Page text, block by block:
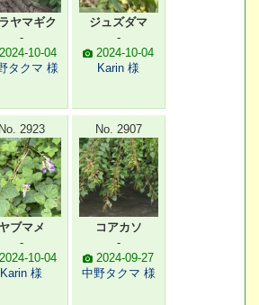
ヤマギク
-
2024-10-04
タクマ 様
ジュズダマ
-
2024-10-04
Karin 様
No. 2923
ヤブマメ
-
2024-10-04
Karin 様
No. 2907
コアカソ
-
2024-09-27
中野タクマ 様